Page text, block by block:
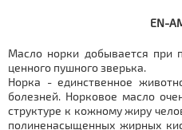
EN-
Масло норки добывается при
ценного пушного зверька.
Норка - единственное
болезней. Норковое масло
структуре к кожному жиру
полиненасыщенных жирных